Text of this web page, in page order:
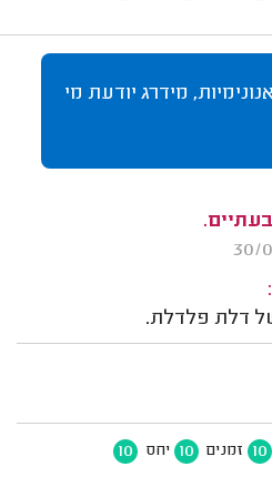
מידרג יודעת מי
דלת פלדלת.
10 זמנים 10 יחס 10